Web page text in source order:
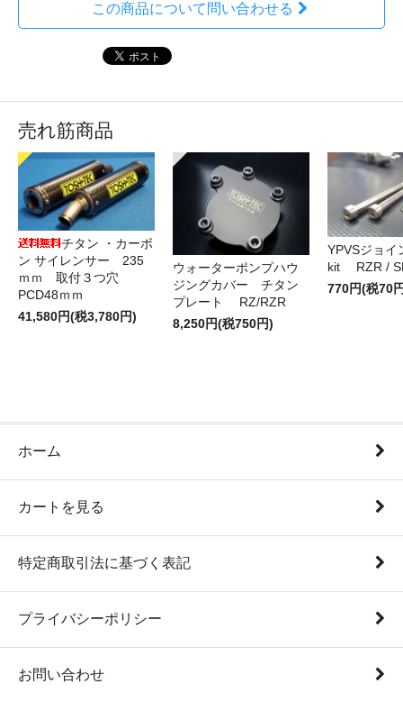
この商品について問い合わせる
売れ筋商品
チタン ・カーボ
ン サイレンサー 235
ｍｍ 取付３つ穴
PCD48ｍｍ
41,580円(税3,780円)
ウォーターポンプハウ
ジングカバー チタン
プレート RZ/RZR
8,250円(税750円)
YPVSジョイ
kit RZR /
770円(税70
ホーム
カートを見る
特定商取引法に基づく表記
プライバシーポリシー
お問い合わせ